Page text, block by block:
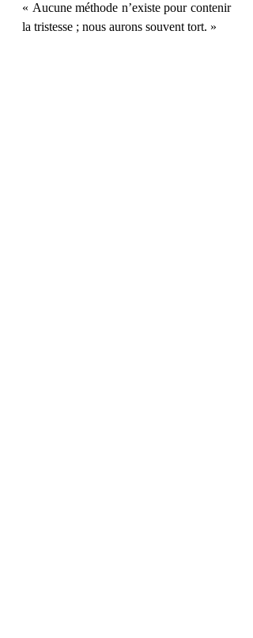
« Aucune méthode n’existe pour contenir
la tristesse ; nous aurons souvent tort. »